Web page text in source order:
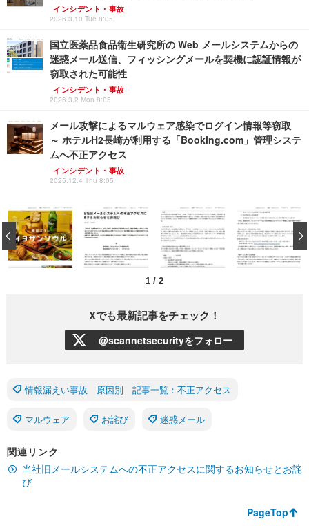
インシデント・事故
2026.3.10 Tue 8:05
国立医薬品食品衛生研究所の Web メールシステムからの
迷惑メール送信、フィッシングメールを契機に認証情報が
窃取された可能性
インシデント・事故
2026.3.2 Mon 8:05
メール攻撃によるマルウェア感染でログイン情報等窃取
～ ホテルH2長崎が利用する「Booking.com」管理システ
ムへ不正アクセス
インシデント・事故
2025.12.4 Thu 8:05
1 / 2
‹
Xでも最新記事をチェック！
@scannetsecurityをフォロー
情報漏えい事故 原因別 記事一覧：不正アクセス
マルウェア お詫び 迷惑メール
関連リンク
当社旧メールシステムへの不正アクセスに関するお知らせとお詫
び
PageTop